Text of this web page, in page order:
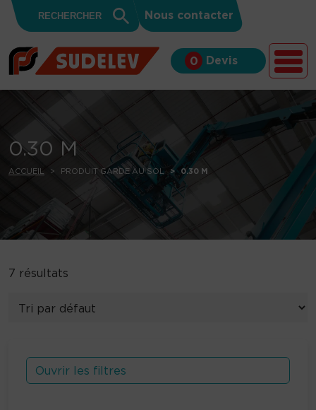
Skip to content
for:
Search
Button
Nous contacter
0 Devis
0.30 M
ACCUEIL PRODUIT GARDE AU SOL 0.30 M
7 résultats
Ouvrir les filtres